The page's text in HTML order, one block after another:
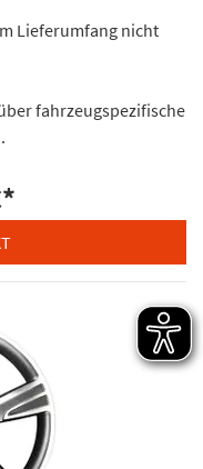
Lieferumfang nicht
fahrzeugspezifische
*